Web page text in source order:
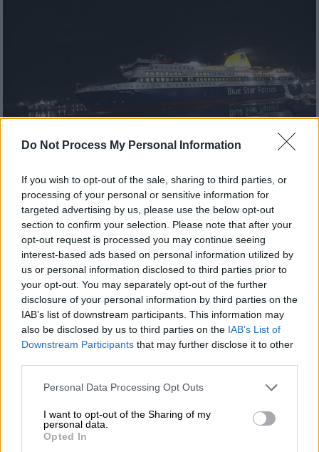
Do Not Process My Personal Information
If you wish to opt-out of the sale, sharing to third parties, or
processing of your personal or sensitive information for
targeted advertising by us, please use the below opt-out
section to confirm your selection. Please note that after your
opt-out request is processed you may continue seeing
interest-based ads based on personal information utilized by
us or personal information disclosed to third parties prior to
your opt-out. You may separately opt-out of the further
disclosure of your personal information by third parties on the
IAB’s list of downstream participants. This information may
also be disclosed by us to third parties on the IAB’s List of
Downstream Participants that may further disclose it to other
Please note that this website/app uses one or more Google
not limited to your visit or usage behaviour. You may click to
grant or deny consent to Google and its third-party tags to
use your data for below specified purposes in below Google
Personal Data Processing Opt Outs
I want to opt-out of the Sharing of my
personal data.
Opted In
Ελλάδα 12.06.2025 04:57
Σκάφη σε λιμάνια κινούνται με
ταχύτητες από 4 έως 6 φορές
μεγαλύτερες από την προβλεπόμενη -
Νοικιάζουν άτομα χωρίς δίπλωμα
Σύμφωνα με τον πρόεδρο της Πανελλήνιας
Ένωσης Πληρωμάτων Ιδιωτικών και
Επαγγελματικών Θαλαμηγών, το πρόβλημα
είναι πολύ σύνηθες και εντοπίζεται στα
περισσότερα νησιά της χώρας